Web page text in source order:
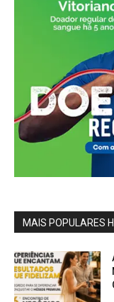
MAIS POPULARES